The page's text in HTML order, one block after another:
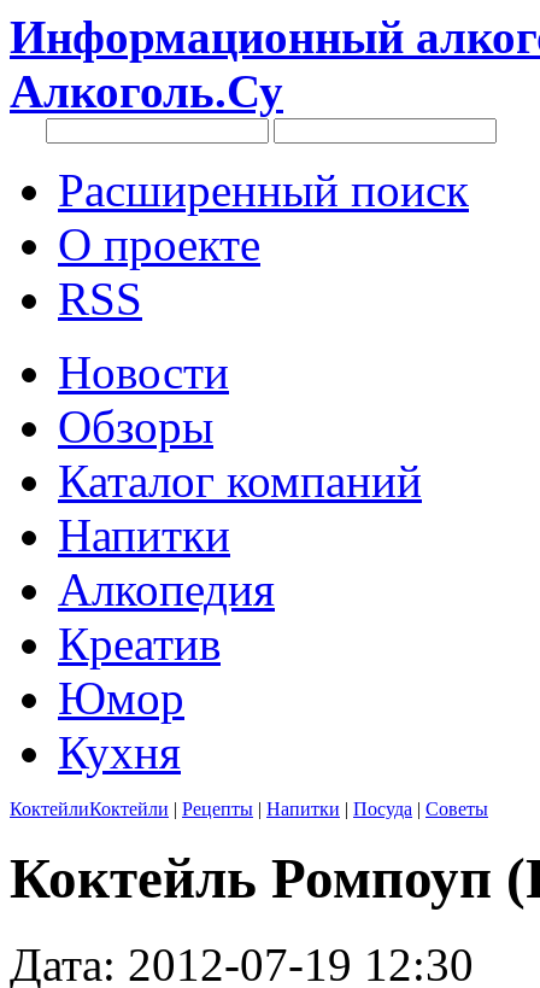
Информационный
Алкоголь.Су
Расширенный поиск
О проекте
RSS
Новости
Обзоры
Каталог компаний
Напитки
Алкопедия
Креатив
Юмор
Кухня
КоктейлиКоктейли | Рецепты | Напитки | Посуда | Советы
Коктейль Ромпоуп
Дата: 2012-07-19 12:30